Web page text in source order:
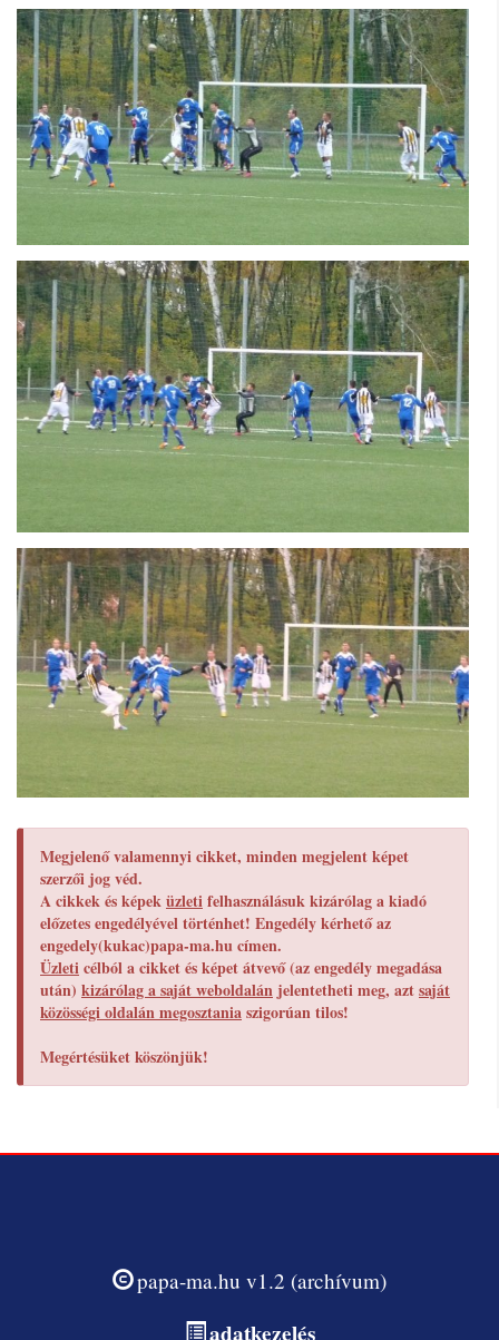
Megjelenő valamennyi cikket, minden megjelent képet
szerzői jog véd.
A cikkek és képeküzletifelhasználásuk kizárólag a kiadó
előzetes engedélyével történhet! Engedély kérhető az
engedely(kukac)papa-ma.hu címen.
Üzleticélból a cikket és képet átvevő (az engedély megadása
után) kizárólag a saját weboldalán jelentetheti meg, aztsaját
közösségi oldalán megosztaniaszigorúan tilos!
Megértésüket köszönjük!
papa-ma.hu v1.2 (archívum)
adatkezelés